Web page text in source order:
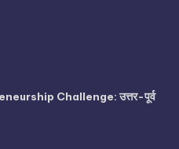
Challenge: उत्तर-पूर्व